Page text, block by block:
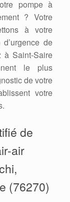
pompe à
? Votre
à votre
de
à Saint-Saire
le plus
de votre
votre
de
air
(76270)